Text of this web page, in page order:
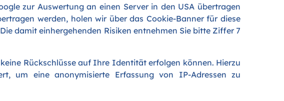
zur Auswertung an einen Server in den USA übertragen
werden, holen wir über das Cookie-Banner für diese
damit einhergehenden Risiken entnehmen Sie bitte Ziffer 7
Rückschlüsse auf Ihre Identität erfolgen können. Hierzu
um eine anonymisierte Erfassung von IP-Adressen zu